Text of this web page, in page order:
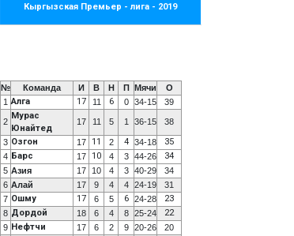
Кыргызская Премьер - лига - 2019
№ Команда И В Н П Мячи
О
1 Алга 17 11 6 0 34-15 39
2
Мурас
Юнайтед
17 11 5 1 36-15 38
3 Озгон 17 11 2 4 34-18 35
4 Барс 17 10 4 3 44-26 34
5 Азия 17 10 4 3 40-29
34
6 Алай 17 9 4 4 24-19
31
7 Ошму 17 6 5 6 24-28 23
8 Дордой 18 6 4 8 25-24 22
9 Нефтчи 17 6 2 9 20-26
20